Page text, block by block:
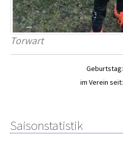
Torwart
Geburtstag:
im Verein seit:
Saisonstatistik